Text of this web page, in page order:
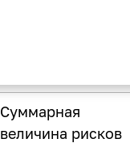
Суммарная
величина рисков